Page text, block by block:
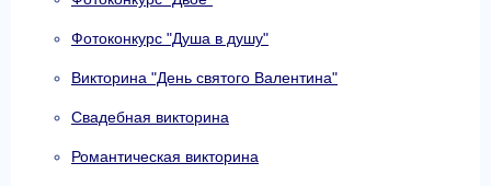
Фотоконкурс "Душа в душу"
Викторина "День святого Валентина"
Свадебная викторина
Романтическая викторина